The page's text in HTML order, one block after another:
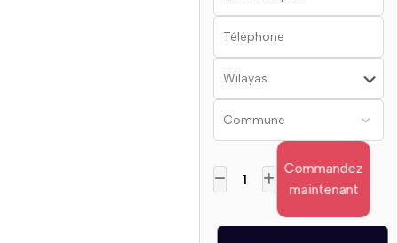
Commandez
maintenant